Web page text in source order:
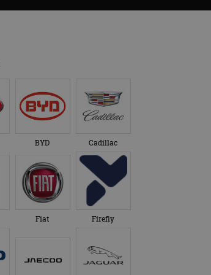
BYD Cadillac
Fiat Firefly